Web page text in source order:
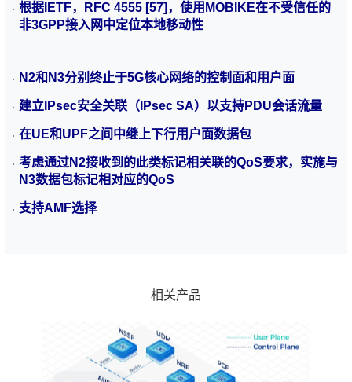
根据IETF，RFC 4555 [57]，使用MOBIKE在不受信任的
非3GPP接入网中定位本地移动性
N2和N3分别终止于5G核心网络的控制面和用户面
建立IPsec安全关联（IPsec SA）以支持PDU会话流量
在UE和UPF之间中继上下行用户面数据包
考虑通过N2接收到的此类标记相关联的QoS要求，实施与
N3数据包标记相对应的QoS
支持AMF选择
相关产品
5GC SMF 相当于 4G MME 会话管理功能和 SGW-C / PGW-